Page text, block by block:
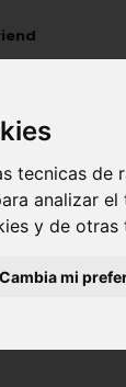
tecnicas de
analizar
y de otras
Cambia mi